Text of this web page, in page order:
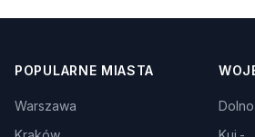
POPULARNE MIASTA
Warszawa